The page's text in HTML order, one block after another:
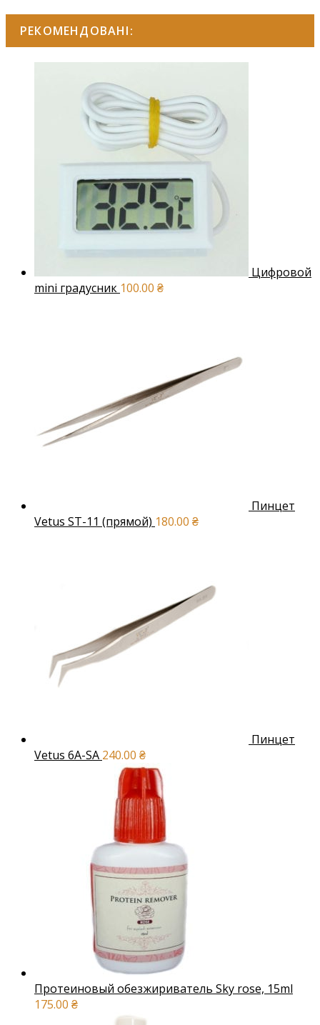
РЕКОМЕНДОВАНІ:
Цифровой
mini градусник 100.00 ₴
Пинцет
Vetus ST-11 (прямой) 180.00 ₴
Пинцет
Vetus 6A-SA 240.00 ₴
Протеиновый обезжириватель Sky rose, 15ml
175.00 ₴